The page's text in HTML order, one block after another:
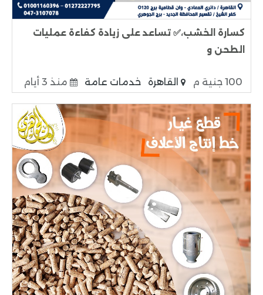
كسارة الخشب،✅ تساعد على زيادة كفاءة عمليات
الطحن و
100 جنية م القاهرة خدمات عامة منذ 3 أيام